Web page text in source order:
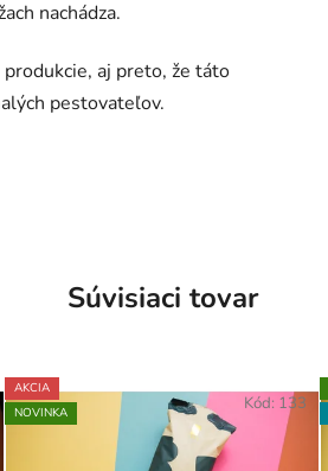
nachádza.
aj preto, že táto
pestovateľov.
Súvisiaci tovar
AKCIA
NOVINKA
Kód: 133